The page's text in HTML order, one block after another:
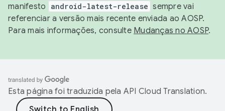
manifesto
android-latest-release sempre vai
referenciar a versão mais recente enviada ao AOSP.
Para mais informações, consulte Mudanças no AOSP.
Esta página foi traduzida pela API Cloud Translation.